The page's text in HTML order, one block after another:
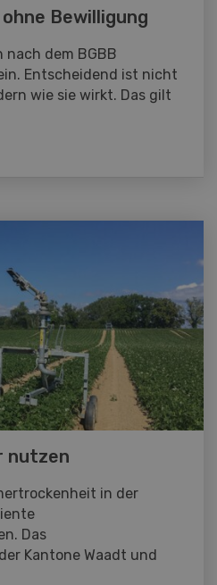
Bewilligung
nach dem BGBB
Entscheidend ist nicht
wie sie wirkt. Das gilt
nutzen
in der
Das
Kantone Waadt und